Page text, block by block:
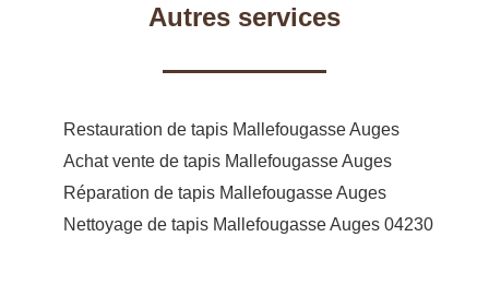
Autres services
Restauration de tapis Mallefougasse Auges
Achat vente de tapis Mallefougasse Auges
Réparation de tapis Mallefougasse Auges
Nettoyage de tapis Mallefougasse Auges 04230